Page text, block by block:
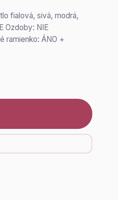
fialová, sivá, modrá,
Ozdoby: NIE
ramienko: ÁNO +